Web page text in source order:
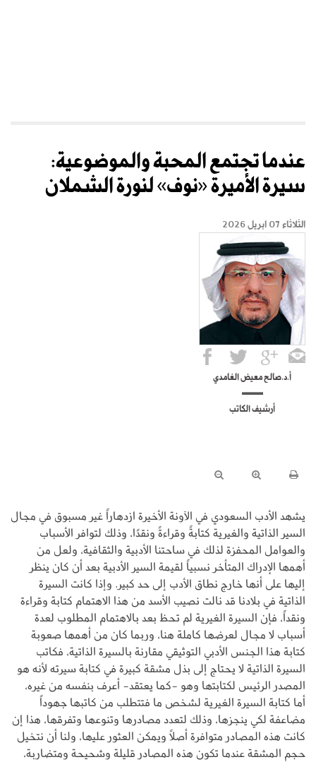
عندما تجتمع المحبة والموضوعية:
سيرة الأميرة «نوف» لنورة الشملان
الثلاثاء 07 ابريل 2026
أ.د.صالح معيض الغامدي
أرشيف الكاتب
يشهد الأدب السعودي في الآونة الأخيرة ازدهاراً غير مسبوق في مجال
السير الذاتية والغيرية كتابةً وقراءةً ونقدًا، وذلك لتوافر الأسباب
والعوامل المحفزة لذلك في ساحتنا الأدبية والثقافية، ولعل من
أهمها الإدراك المتأخر نسبياً لقيمة السير الأدبية بعد أن كان ينظر
إليها على أنها خارج نطاق الأدب إلى حد كبير. وإذا كانت السيرة
الذاتية في بلادنا قد نالت نصيب الأسد من هذا الاهتمام كتابة وقراءة
ونقداً، فإن السيرة الغيرية لم تحظ بعد بالاهتمام المطلوب لعدة
أسباب لا مجال لعرضها كاملة هنا، وربما كان من أهمها صعوبة
كتابة هذا الجنس الأدبي التوثيقي مقارنة بالسيرة الذاتية، فكاتب
السيرة الذاتية لا يحتاج إلى بذل مشقة كبيرة في كتابة سيرته لأنه هو
المصدر الرئيس لكتابتها وهو -كما يعتقد- أعرف بنفسه من غيره،
أما كتابة السيرة الغيرية لشخص ما فتتطلب من كاتبها جهوداً
مضاعفة لكي ينجزها، وذلك لتعدد مصادرها وتنوعها وتفرقها، هذا إن
كانت هذه المصادر متوافرة أصلاً ويمكن العثور عليها، ولنا أن نتخيل
حجم المشقة عندما تكون هذه المصادر قليلة وشحيحة ومتضاربة،